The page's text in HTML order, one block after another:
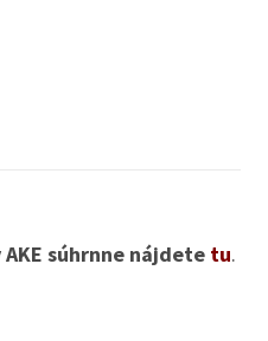
súhrnne nájdete tu.